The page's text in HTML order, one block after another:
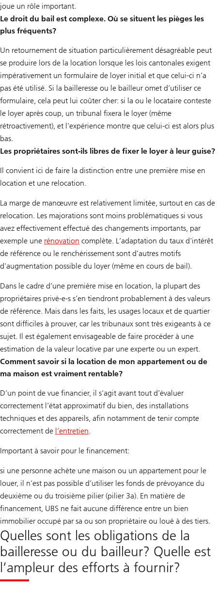
joue un rôle important.
Le droit du bail est complexe. Où se situent les pièges les
plus fréquents?
Un retournement de situation particulièrement désagréable peut
se produire lors de la location lorsque les lois cantonales exigent
impérativement un formulaire de loyer initial et que celui-ci n’a
pas été utilisé. Si la bailleresse ou le bailleur omet d’utiliser ce
formulaire, cela peut lui coûter cher: si la ou le locataire conteste
le loyer après coup, un tribunal fixera le loyer (même
rétroactivement), et l’expérience montre que celui-ci est alors plus
bas.
Les propriétaires sont-ils libres de fixer le loyer à leur guise?
Il convient ici de faire la distinction entre une première mise en
location et une relocation.
La marge de manœuvre est relativement limitée, surtout en cas de
relocation. Les majorations sont moins problématiques si vous
avez effectivement effectué des changements importants, par
exemple une rénovation complète. L’adaptation du taux d’intérêt
de référence ou le renchérissement sont d’autres motifs
d’augmentation possible du loyer (même en cours de bail).
Dans le cadre d’une première mise en location, la plupart des
propriétaires privé-e-s s’en tiendront probablement à des valeurs
de référence. Mais dans les faits, les usages locaux et de quartier
sont difficiles à prouver, car les tribunaux sont très exigeants à ce
sujet. Il est également envisageable de faire procéder à une
estimation de la valeur locative par une experte ou un expert.
Comment savoir si la location de mon appartement ou de
ma maison est vraiment rentable?
D’un point de vue financier, il s’agit avant tout d’évaluer
correctement l’état approximatif du bien, des installations
techniques et des appareils, afin notamment de tenir compte
correctement de l’entretien.
Important à savoir pour le financement:
si une personne achète une maison ou un appartement pour le
louer, il n’est pas possible d’utiliser les fonds de prévoyance du
deuxième ou du troisième pilier (pilier 3a). En matière de
financement, UBS ne fait aucune différence entre un bien
immobilier occupé par sa ou son propriétaire ou loué à des tiers.
Quelles sont les obligations de la
bailleresse ou du bailleur? Quelle est
l’ampleur des efforts à fournir?